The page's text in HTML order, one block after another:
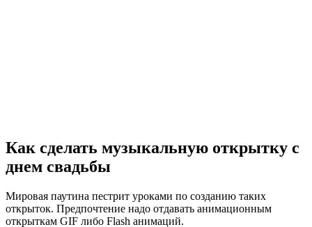
Как сделать музыкальную открытку с
днем свадьбы
Мировая паутина пестрит уроками по созданию таких
открыток. Предпочтение надо отдавать анимационным
открыткам GIF либо Flash анимаций.